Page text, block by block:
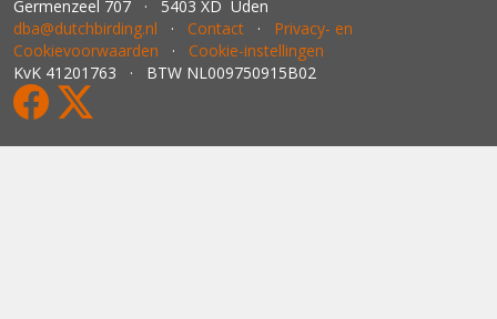
Germenzeel 707 · 5403 XD Uden
dba@dutchbirding.nl · Contact · Privacy- en
Cookievoorwaarden · Cookie-instellingen
KvK 41201763 · BTW NL009750915B02